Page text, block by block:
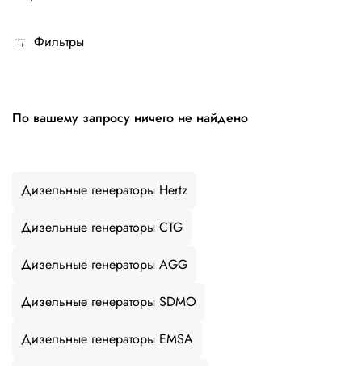
Фильтры
По вашему запросу ничего не найдено
Дизельные генераторы Hertz
Дизельные генераторы CTG
Дизельные генераторы AGG
Дизельные генераторы SDMO
Дизельные генераторы EMSA